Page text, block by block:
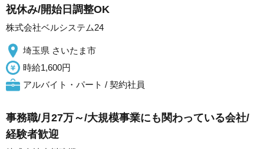
祝休み/開始日調整OK
株式会社ベルシステム24
埼玉県 さいたま市
時給1,600円
アルバイト・パート / 契約社員
事務職/月27万～/大規模事業にも関わっている会社/
経験者歓迎